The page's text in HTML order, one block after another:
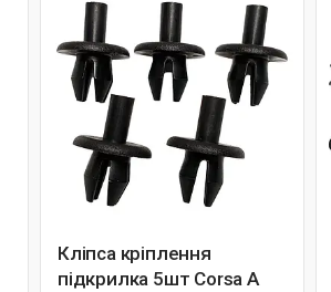
Кліпса кріплення
підкрилка 5шт Corsa A